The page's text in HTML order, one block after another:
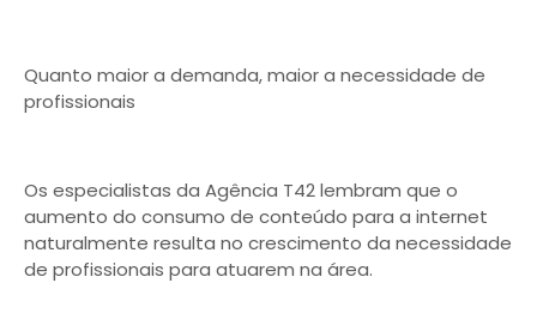
Quanto maior a demanda, maior a necessidade de
profissionais
Os especialistas da Agência T42 lembram que o
aumento do consumo de conteúdo para a internet
naturalmente resulta no crescimento da necessidade
de profissionais para atuarem na área.